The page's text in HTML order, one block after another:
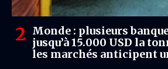
Monde : plusieurs
jusqu’à 15.000 USD la
les marchés anticipent